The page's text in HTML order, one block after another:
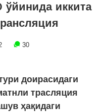
иккита
30
доирасидаги
трасляция
ҳақидаги